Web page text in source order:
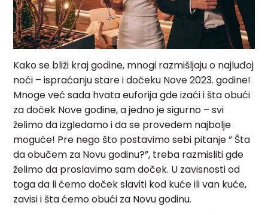
Kako se bliži kraj godine, mnogi razmišljaju o najluđoj
noći – ispraćanju stare i dočeku Nove 2023. godine!
Mnoge već sada hvata euforija gde izaći i šta obući
za doček Nove godine, a jedno je sigurno – svi
želimo da izgledamo i da se provedem najbolje
moguće! Pre nego što postavimo sebi pitanje ” Šta
da obučem za Novu godinu?”, treba razmisliti gde
želimo da proslavimo sam doček. U zavisnosti od
toga da li ćemo doček slaviti kod kuće ili van kuće,
zavisi i šta ćemo obući za Novu godinu.